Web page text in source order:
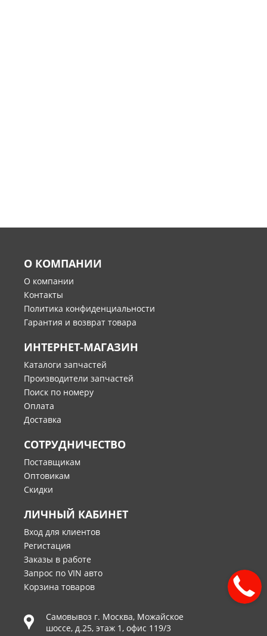
О КОМПАНИИ
О компании
Контакты
Политика конфиденциальности
Гарантия и возврат товара
ИНТЕРНЕТ-МАГАЗИН
Каталоги запчастей
Производители запчастей
Поиск по номеру
Оплата
Доставка
СОТРУДНИЧЕСТВО
Поставщикам
Оптовикам
Скидки
ЛИЧНЫЙ КАБИНЕТ
Вход для клиентов
Регистация
Заказы в работе
Запрос по VIN авто
Корзина товаров
Самовывоз г. Москва, Можайское
шоссе, д.25, этаж 1, офис 119/3